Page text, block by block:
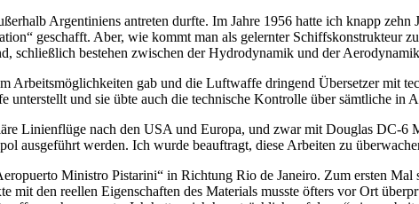
Argentiniens antreten durfte. Im Jahre 1956 hatte ich knapp
geschafft. Aber, wie kommt man als gelernter Schiffskonstrukteur
schließlich bestehen zwischen der Hydrodynamik und der
Arbeitsmöglichkeiten gab und die Luftwaffe dringend Übersetzer mit
und sie übte auch die technische Kontrolle über sämtliche in
Linienflüge nach den USA und Europa, und zwar mit Douglas DC-
ausgeführt werden. Ich wurde beauftragt, diese Arbeiten zu
Ministro Pistarini
in Richtung Rio de Janeiro. Zum ersten Mal
den reellen Eigenschaften des Materials musste öfters vor Ort